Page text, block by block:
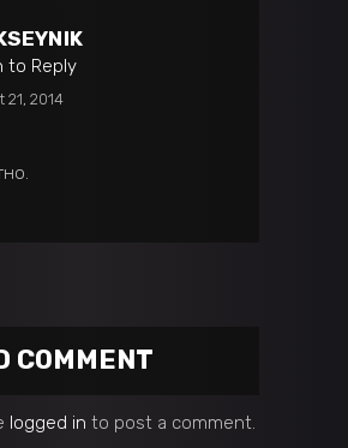
to Reply
21, 2014
COMMENT
logged in to post a comment.